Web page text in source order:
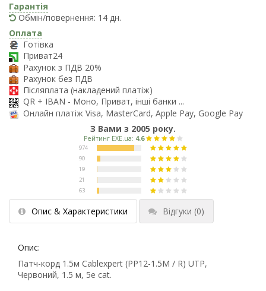
Гарантія
Обмін/повернення: 14 дн.
Оплата
Готівка
Приват24
Рахунок з ПДВ 20%
Рахунок без ПДВ
Післяплата (накладений платіж)
QR + IBAN - Моно, Приват, інші банки ...
Онлайн платіж Visa, MasterCard, Apple Pay, Google Pay
З Вами з 2005 року.
Опис & Характеристики Відгуки (0)
Опис:
Патч-корд 1.5м Cablexpert (PP12-1.5M / R) UTP,
Червоний, 1.5 м, 5е cat.